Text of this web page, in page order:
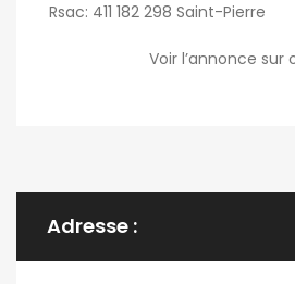
Rsac: 411 182 298 Saint-Pierre
Voir l’annonce sur
Adresse :